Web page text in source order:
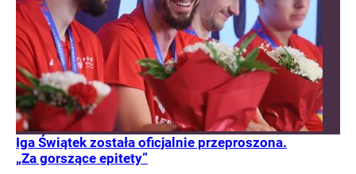
Iga Świątek została oficjalnie przeproszona.
„Za gorszące epitety”